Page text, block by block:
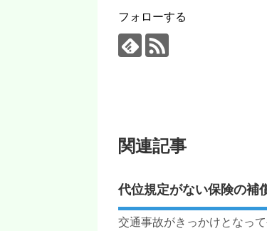
フォローする
関連記事
代位規定がない保険の補
交通事故がきっかけとなっ